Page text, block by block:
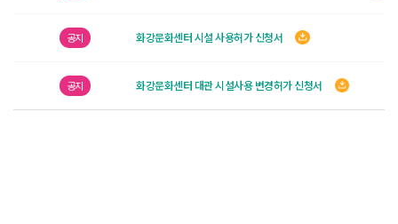
공지 화강문화센터 시설 사용허가 신청서
공지 화강문화센터 대관 시설사용 변경허가 신청서